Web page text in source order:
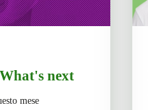
next
mese